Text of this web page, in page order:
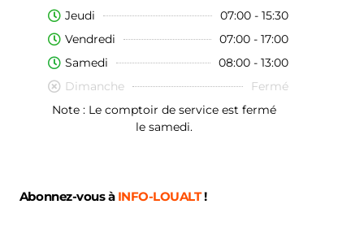
Jeudi
07:00 - 15:30
Vendredi
07:00 - 17:00
Samedi
08:00 - 13:00
Dimanche
Fermé
Note : Le comptoir de service est fermé
le samedi.
Abonnez-vous à INFO-LOUALT!